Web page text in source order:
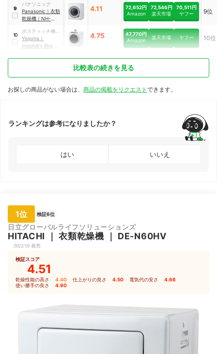
9
パナソニック
Panasonic ｜ 衣類
乾燥機 ｜ NH-
4.11
72,652円
Amazon
72,546円
楽天市場
70,511円
ヤフー
9位
10
ポスティッチ株式
会社
Yoquna ｜
moondry 6kg pro
4.75
47,770円
Amazon
楽天市場 ヤフー 10位
比較表の続きを見る
お探しの商品がない場合は、 商品の掲載をリクエスト できます。
ランキングは参考になりましたか？
はい いいえ
1位 検証6位
日立グローバルライフソリューションズ
HITACHI ｜衣類乾燥機 DE-N60HV
2022/10 発売
検証スコア
4.51
乾燥性能の高さ 4.40 仕上がりの良さ 4.50 電気代の安さ 4.66
使い勝手の良さ 4.90